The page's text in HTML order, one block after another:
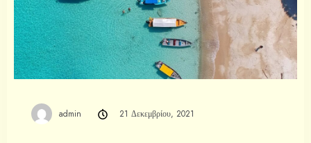
admin 21 Δεκεμβρίου, 2021